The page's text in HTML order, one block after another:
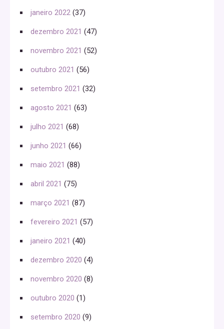
janeiro 2022 (37)
dezembro 2021 (47)
novembro 2021 (52)
outubro 2021 (56)
setembro 2021 (32)
agosto 2021 (63)
julho 2021 (68)
junho 2021 (66)
maio 2021 (88)
abril 2021 (75)
março 2021 (87)
fevereiro 2021 (57)
janeiro 2021 (40)
dezembro 2020 (4)
novembro 2020 (8)
outubro 2020 (1)
setembro 2020 (9)